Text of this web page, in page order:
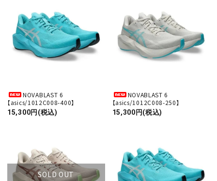
NOVABLAST 6
【asics/1012C008-400】
15,300円(税込)
NOVABLAST 6
【asics/1012C008-250】
15,300円(税込)
SOLD OUT